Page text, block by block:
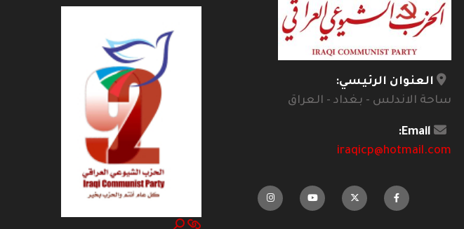
العنوان الرئيسي:
ساحة الاندلس - بغداد - العراق
Email:
iraqicp@hotmail.com